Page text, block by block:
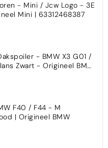
- Mini / Jcw Logo - 3E
Mini | 63312468387
- BMW X3 G01 /
Zwart - Origineel BMW
F40 / F44 - M
| Origineel BMW